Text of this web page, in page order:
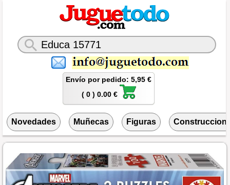
Envío por pedido: 5,95 €
( 0 ) 0.00 €
Novedades Muñecas Figuras